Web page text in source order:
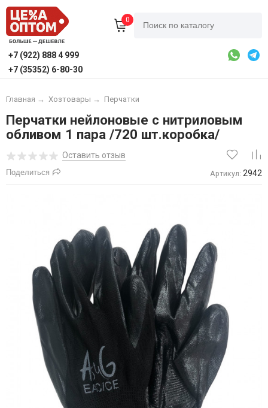
0
+7 (922) 888 4 999
+7 (35352) 6-80-30
Главная → Хозтовары → Перчатки
Перчатки нейлоновые с нитриловым
обливом 1 пара /720 шт.коробка/
Оставить отзыв
Поделиться Артикул: 2942